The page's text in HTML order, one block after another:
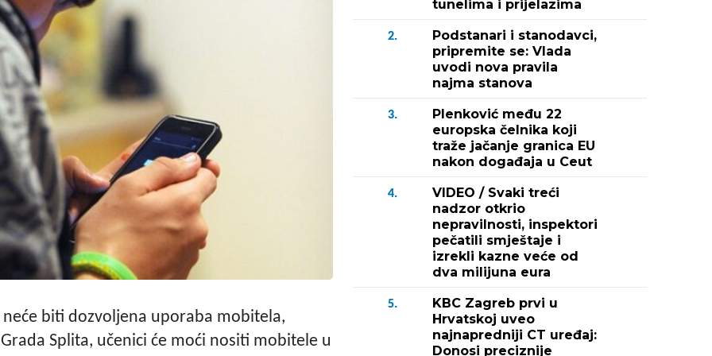
biti dozvoljena uporaba mobitela,
Splita, učenici će moći nositi mobitele u
tunelima i prijelazima
2.
Podstanari i stanodavci,
pripremite se: Vlada
uvodi nova pravila
najma stanova
3.
Plenković među 22
europska čelnika koji
traže jačanje granica EU
nakon događaja u Ceut
4.
VIDEO / Svaki treći
nadzor otkrio
nepravilnosti, inspektori
pečatili smještaje i
izrekli kazne veće od
dva milijuna eura
5.
KBC Zagreb prvi u
Hrvatskoj uveo
najnapredniji CT uređaj:
Donosi preciznije